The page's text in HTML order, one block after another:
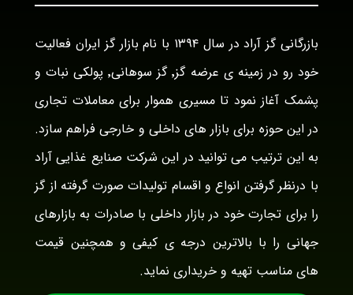
بازرگانی گز آراد در سال ۱۳۹۴ با نام بازار گز ایران فعالیت
خود رو در زمینه ی عرضه گز٬ گز سوهانی٬ پولکی نبات و
پشمک آغاز نمود تا مسیری هموار برای معاملات تجاری
در این حوزه برای بازار های داخلی و خارجی فراهم سازد.
به این ترتیب می توانید در این شرکت صنایع غذایی آراد
با درنظر گرفتن انواع و اقسام تولیدات صورت گرفته از گز
را برای تجارت خود در بازار داخلی با صادرات به بازارهای
جهانی را با بالاترین درجه ی کیفی و همچنین قیمت
های مناسب تهیه و خریداری نماید.